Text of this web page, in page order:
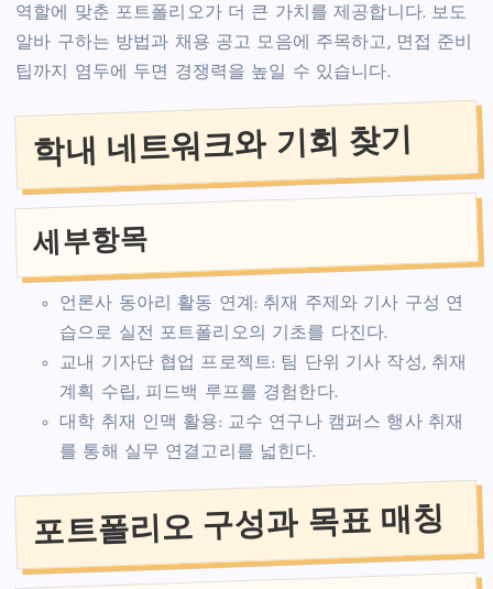
역할에 맞춘 포트폴리오가 더 큰 가치를 제공합니다. 보도
알바 구하는 방법과 채용 공고 모음에 주목하고, 면접 준비
팁까지 염두에 두면 경쟁력을 높일 수 있습니다.
학내 네트워크와 기회 찾기
세부항목
언론사 동아리 활동 연계: 취재 주제와 기사 구성 연
습으로 실전 포트폴리오의 기초를 다진다.
교내 기자단 협업 프로젝트: 팀 단위 기사 작성, 취재
계획 수립, 피드백 루프를 경험한다.
대학 취재 인맥 활용: 교수 연구나 캠퍼스 행사 취재
를 통해 실무 연결고리를 넓힌다.
포트폴리오 구성과 목표 매칭